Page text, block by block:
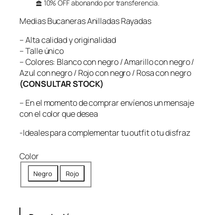
10% OFF abonando por transferencia.
Medias Bucaneras Anilladas Rayadas
– Alta calidad y originalidad
– Talle único
– Colores: Blanco con negro / Amarillo con negro /
Azul con negro / Rojo con negro / Rosa con negro
(CONSULTAR STOCK)
– En el momento de comprar envíenos un mensaje
con el color que desea
-Ideales para complementar tu outfit o tu disfraz
Color
Negro Rojo